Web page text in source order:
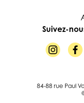
Suivez-
84-88 rue Paul